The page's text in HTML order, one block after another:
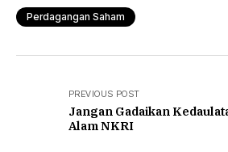
Perdagangan Saham
PREVIOUS POST
Jangan Gadaikan
Alam NKRI